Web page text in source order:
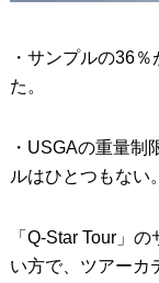
・サンプルの36
た。
・USGAの重量制
ルはひとつもない。
「Q-Star Tour」
い方で、ツアーカ